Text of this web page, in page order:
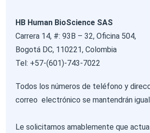
HB Human BioScience SAS
Carrera 14, #: 93B – 32, Oficina 504,
Bogotá DC, 110221, Colombia
Tel: +57-(601)-743-7022
Todos los números de teléfono y
correo electrónico se mantendrán
Le solicitamos amablemente que